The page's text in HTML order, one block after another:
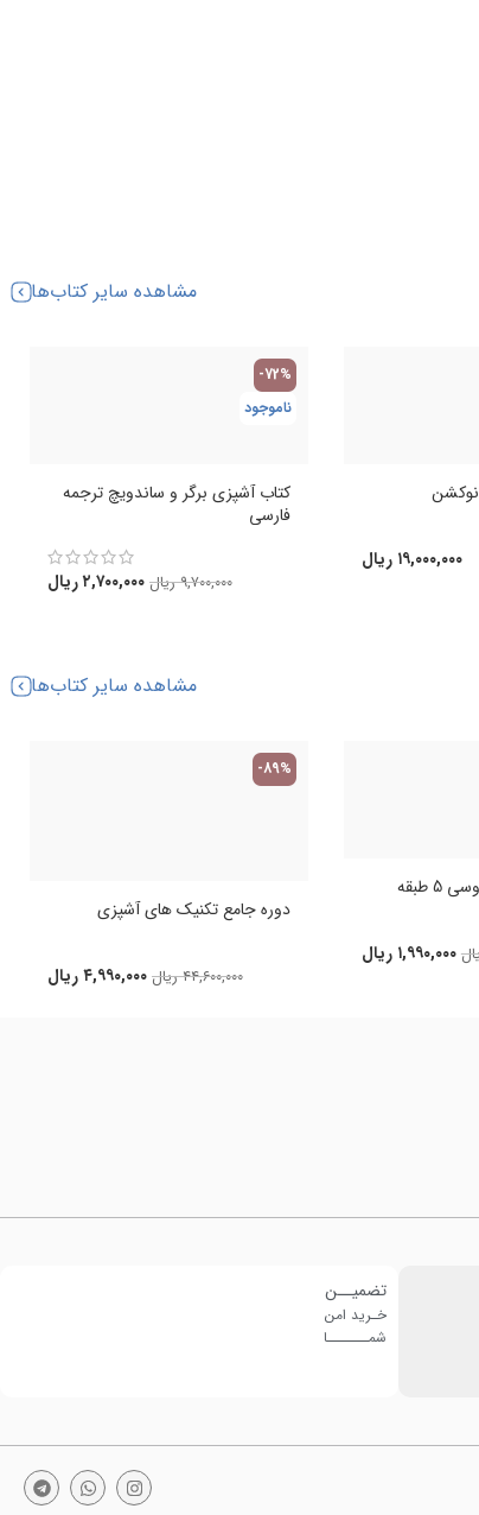
مشاهده سایر کتاب‌ها
۱۹,۰۰۰,۰۰۰ ریال
-72%
ناموجود
کتاب آشپزی برگر و ساندویچ ترجمه
فارسی
۹,۷۰۰,۰۰۰ ریال ۲,۷۰۰,۰۰۰ریال
مشاهده سایر کتاب‌ها
طبقه
۱,۹۹۰,۰۰۰ ریال
-89%
دوره جامع تکنیک های آشپزی
۴۴,۶۰۰,۰۰۰ ریال ۴,۹۹۰,۰۰۰ریال
تضمیــن
خـرید امن
شمـــــــا